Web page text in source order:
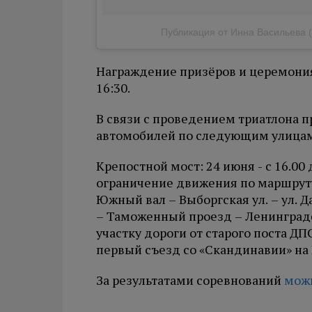
Публикация от Инна Васильева
Награждение призёров и
16:30.
В связи с проведением триатлона
автомобилей по следующим
Крепостной мост: 24 июня - с 16.00
ограничение движения по
Южный вал – Выборгская ул. – ул.
– Таможенный проезд –
участку дороги от старого поста
первый съезд со «Скандинавии» на
За результатами соревнований